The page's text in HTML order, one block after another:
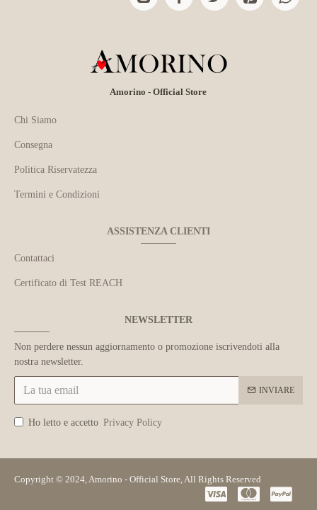
Amorino - Official Store
Chi Siamo
Consegna
Politica Riservatezza
Termini e Condizioni
ASSISTENZA CLIENTI
Contattaci
Certificato di Test REACH
NEWSLETTER
Non perdere nessun aggiornamento o promozione iscrivendoti alla
nostra newsletter.
INVIARE
Ho letto e accetto Privacy Policy
Copyright © 2024, Amorino - Official Store, All Rights Reserved